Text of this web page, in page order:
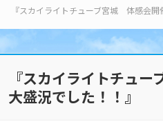
『スカイライトチューブ宮城 体感会開
『スカイライトチュ
大盛況でした！！』